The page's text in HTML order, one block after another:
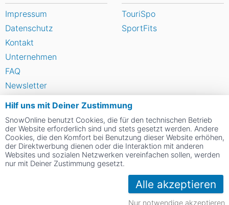
Hilf uns mit Deiner Zustimmung
SnowOnline benutzt Cookies, die für den technischen Betrieb
der Website erforderlich sind und stets gesetzt werden. Andere
Cookies, die den Komfort bei Benutzung dieser Website erhöhen,
der Direktwerbung dienen oder die Interaktion mit anderen
Websites und sozialen Netzwerken vereinfachen sollen, werden
nur mit Deiner Zustimmung gesetzt.
Alle akzeptieren
Nur notwendige akzeptieren
Impressum
Datenschutz
Kontakt
Unternehmen
FAQ
Newsletter
Widget
Skigebiet bewerten
TouriSpo
SportFits
Social Web